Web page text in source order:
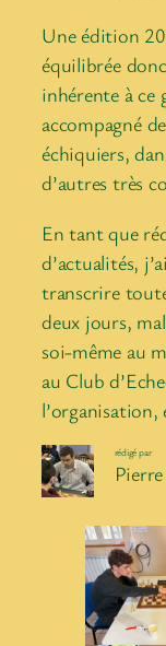
Une édition
équilibrée
inhérente à ce
accompagné
échiquiers,
d’autres très
En tant que
d’actualités,
transcrire
deux jours,
soi-même au
au Club
rédigé par